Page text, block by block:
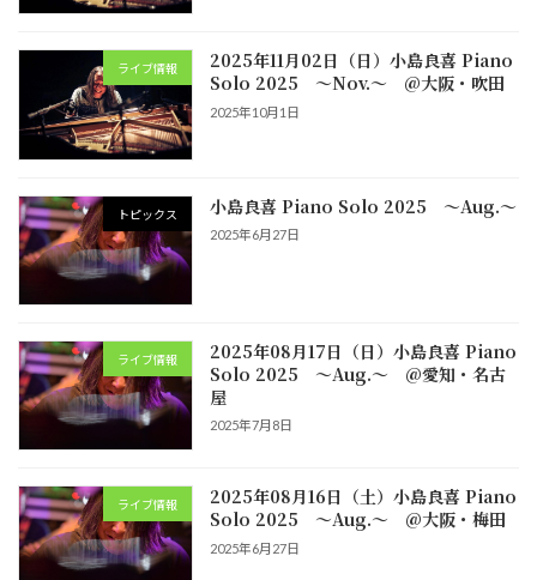
ライブ情報
2025年11月02日（日）小島良喜 Piano
Solo 2025 ～Nov.～ @大阪・吹田
2025年10月1日
トピックス 小島良喜 Piano Solo 2025 ～Aug.～
2025年6月27日
ライブ情報
2025年08月17日（日）小島良喜 Piano
Solo 2025 ～Aug.～ @愛知・名古
屋
2025年7月8日
ライブ情報
2025年08月16日（土）小島良喜 Piano
Solo 2025 ～Aug.～ @大阪・梅田
2025年6月27日